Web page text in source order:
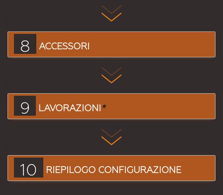
8 ACCESSORI
9 LAVORAZIONI*
10 RIEPILOGO CONFIGURAZIONE